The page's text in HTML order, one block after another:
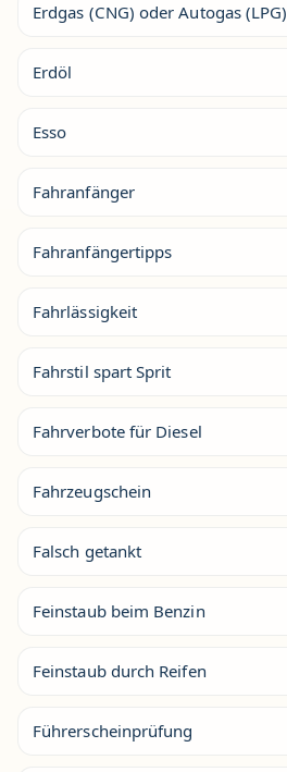
Erdgas (CNG) oder Autogas (LPG)
Erdöl
Esso
Fahranfänger
Fahranfängertipps
Fahrlässigkeit
Fahrstil spart Sprit
Fahrverbote für Diesel
Fahrzeugschein
Falsch getankt
Feinstaub beim Benzin
Feinstaub durch Reifen
Führerscheinprüfung